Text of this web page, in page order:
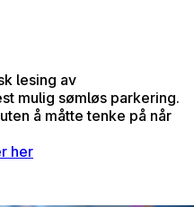
lesing av
mulig sømløs parkering.
å måtte tenke på når
her